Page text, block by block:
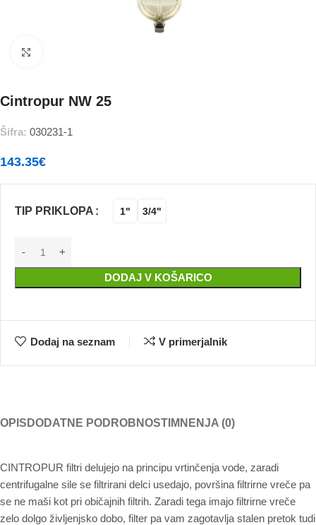
Cintropur NW 25
Šifra: 030231-1
143.35€
TIP PRIKLOPA 1" 3/4"
DODAJ V KOŠARICO
Dodaj na seznam V primerjalnik
OPIS DODATNE PODROBNOSTI MNENJA (0)
CINTROPUR filtri delujejo na principu vrtinčenja vode, zaradi
centrifugalne sile se filtrirani delci usedajo, površina filtrirne vreče pa
se ne maši kot pri običajnih filtrih. Zaradi tega imajo filtrirne vreče
zelo dolgo življenjsko dobo, filter pa vam zagotavlja stalen pretok tudi